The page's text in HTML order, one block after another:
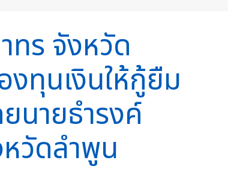
ทร จังหวัด
งทุนเงินให้กู้ยืม
นายธำรงค์
วัดลำพูน